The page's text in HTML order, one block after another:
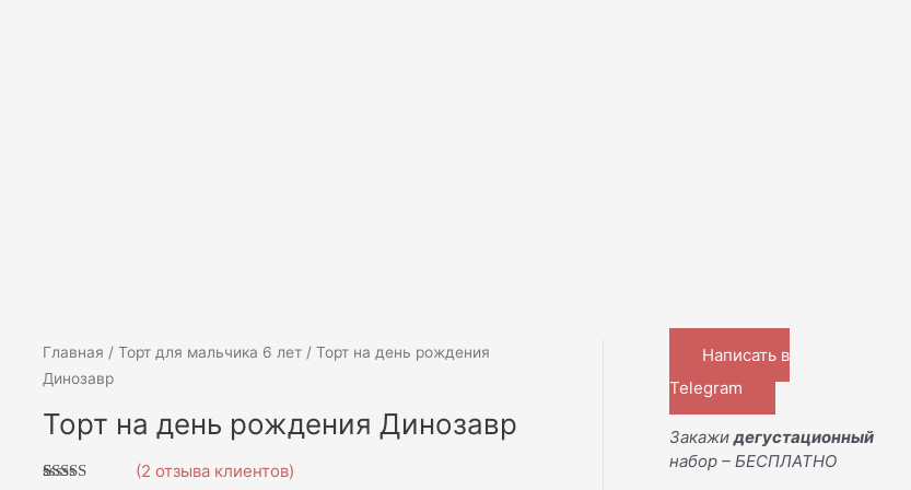
Главная /Торт для мальчика 6 лет / Торт на день рождения
Динозавр
Торт на день рождения Динозавр
(2 отзыва клиентов)
Количество
товара
на
рождения
Написать в
Telegram
Закажидегустационный
набор – БЕСПЛАТНО